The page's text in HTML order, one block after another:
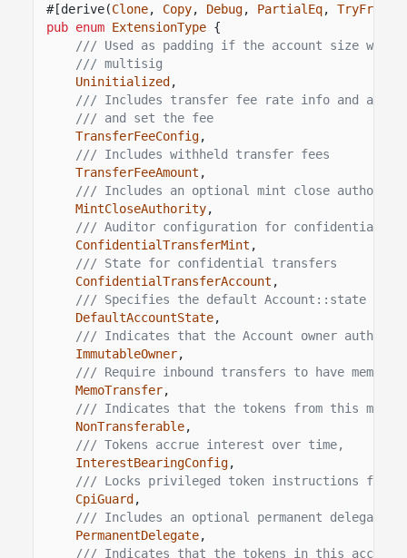
#[derive(Clone, Copy, Debug, PartialEq,
pub enum ExtensionType {
/// Used as padding if the account size would
/// multisig
Uninitialized ,
/// Includes transfer fee rate info and
/// and set the fee
TransferFeeConfig,
/// Includes withheld transfer fees
TransferFeeAmount ,
/// Includes an optional mint close authority
MintCloseAuthority,
/// Auditor configuration for confidential
ConfidentialTransferMint ,
/// State for confidential transfers
ConfidentialTransferAccount ,
/// Specifies the default Account::state for
DefaultAccountState,
/// Indicates that the Account owner authority
ImmutableOwner,
/// Require inbound transfers to have memo
MemoTransfer,
/// Indicates that the tokens from this mint
NonTransferable,
/// Tokens accrue interest over time,
InterestBearingConfig,
/// Locks privileged token instructions from
CpiGuard ,
/// Includes an optional permanent delegate
PermanentDelegate,
/// Indicates that the tokens in this account